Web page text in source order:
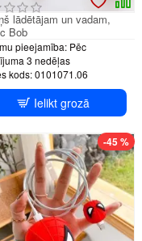
pieejamība: Pēc
3 nedēļas
kods:0101071.06
lādētājam un vadam,
Bob
Ielikt grozā
-45 %